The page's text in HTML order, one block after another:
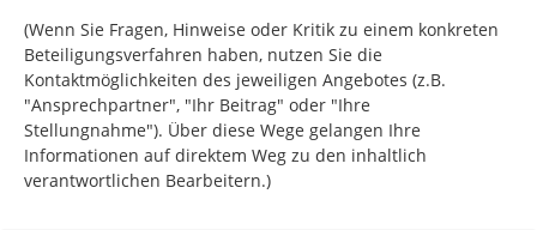
(Wenn Sie Fragen, Hinweise oder Kritik zu einem konkreten
Beteiligungsverfahren haben, nutzen Sie die
Kontaktmöglichkeiten des jeweiligen Angebotes (z.B.
"Ansprechpartner", "Ihr Beitrag" oder "Ihre
Stellungnahme"). Über diese Wege gelangen Ihre
Informationen auf direktem Weg zu den inhaltlich
verantwortlichen Bearbeitern.)